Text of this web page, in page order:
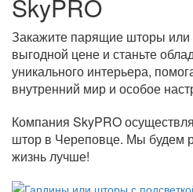
SkyPRO
Закажите парящие шторы или
выгодной цене и станьте
уникального интерьера,
внутренний мир и особое
Компания SkyPRO
штор в Череповце. Мы будем
жизнь лучше!